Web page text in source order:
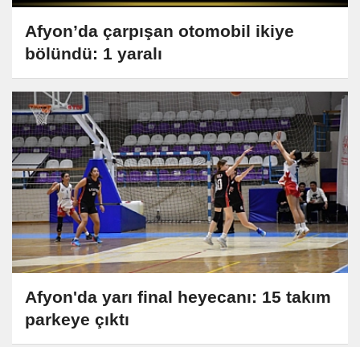
Afyon’da çarpışan otomobil ikiye
bölündü: 1 yaralı
Afyon'da yarı final heyecanı: 15 takım
parkeye çıktı